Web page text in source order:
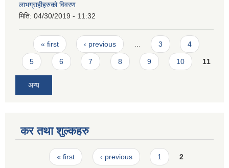
लाभग्राहीहरुको विवरण
मिति: 04/30/2019 - 11:32
Pages
« first ‹ previous 3 4
5 6 7 8 9 10 11
अन्य
कर तथा शुल्कहरु
Pages« first ‹ previous 1 2